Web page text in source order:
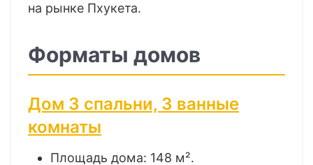
на рынке Пхукета.
Форматы домов
Дом 3 спальни, 3 ванные
комнаты
Площадь дома: 148 м².